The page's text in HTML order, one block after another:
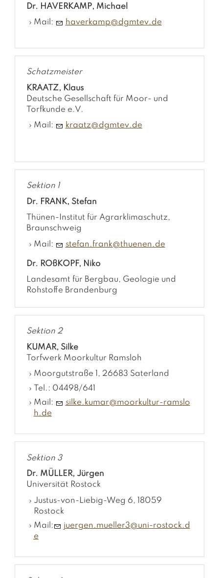
Dr. HAVERKAMP, Michael
Mail:
h v rk mp dgmt v d
Schatzmeister
KRAATZ, Klaus
Deutsche Gesellschaft für Moor- und
Torfkunde e.V.
Mail:
kr tz dgmt v d
Sektion 1
Dr. FRANK, Stefan
Thünen-Institut für Agrarklimaschutz,
Braunschweig
Mail:
stefan.frank@thuenen.de
Dr. ROßKOPF, Niko
Landesamt für Bergbau, Geologie und
Rohstoffe Brandenburg
Sektion 2
KUMAR, Silke
Torfwerk Moorkultur Ramsloh
Moorgutstraße 1, 26683 Saterland
Tel.: 04498/641
Mail:
s lk k m r m rk lt r-r
msl
h d
Sektion 3
Dr. MÜLLER, Jürgen
Universität Rostock
Justus-von-Liebig-Weg 6, 18059
Rostock
Mail:
j rg n m r3 n -r st ck d